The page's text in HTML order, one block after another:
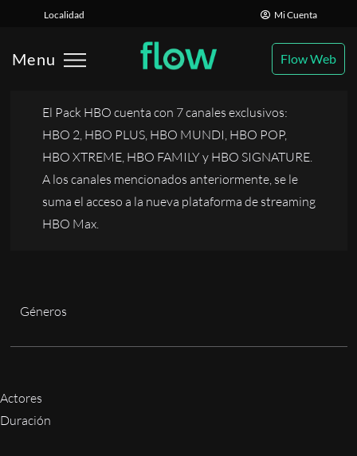
Localidad Mi Cuenta
Menu Flow Web
¿Qué canales tengo disponibles con
Pack HBO?
El Pack HBO cuenta con 7 canales exclusivos:
HBO 2, HBO PLUS, HBO MUNDI, HBO POP,
HBO XTREME, HBO FAMILY y HBO SIGNATURE.
A los canales mencionados anteriormente, se le
suma el acceso a la nueva plataforma de streaming
HBO Max.
Géneros
Actores
Duración